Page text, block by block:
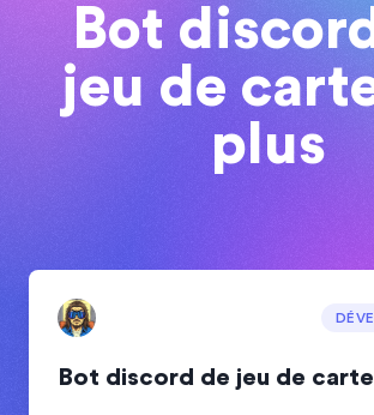
Bot
jeu de
plus
Bot discord de jeu de